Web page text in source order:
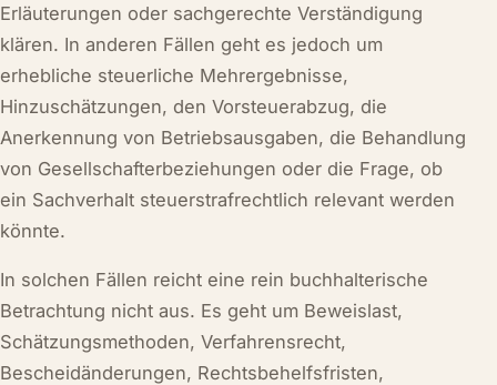
Erläuterungen oder sachgerechte Verständigung
klären. In anderen Fällen geht es jedoch um
erhebliche steuerliche Mehrergebnisse,
Hinzuschätzungen, den Vorsteuerabzug, die
Anerkennung von Betriebsausgaben, die Behandlung
von Gesellschafterbeziehungen oder die Frage, ob
ein Sachverhalt steuerstrafrechtlich relevant werden
könnte.
In solchen Fällen reicht eine rein buchhalterische
Betrachtung nicht aus. Es geht um Beweislast,
Schätzungsmethoden, Verfahrensrecht,
Bescheidänderungen, Rechtsbehelfsfristen,